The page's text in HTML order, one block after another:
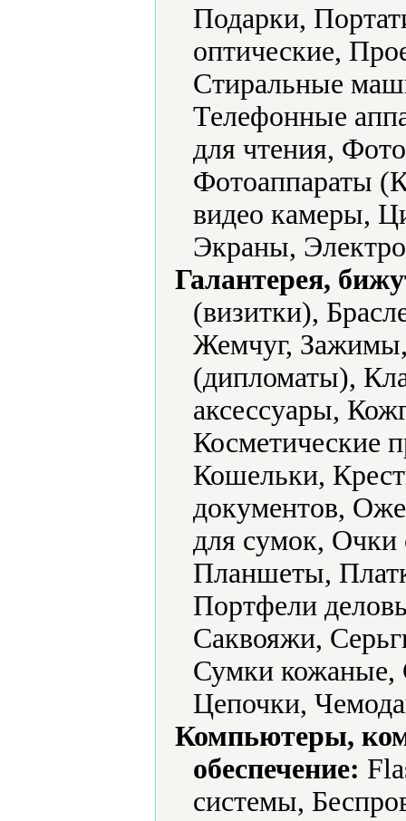
Подарки,
оптические,
Стиральные
Телефонные
для чтения,
Фотоаппараты
видео камеры,
Экраны,
Галантерея,
(визитки),
Жемчуг,
(дипломаты),
аксессуары,
Косметические
Кошельки,
документов,
для сумок, Очки
Планшеты,
Портфели
Саквояжи,
Сумки кожаные,
Цепочки,
Компьютеры,
обеспечение:
системы,